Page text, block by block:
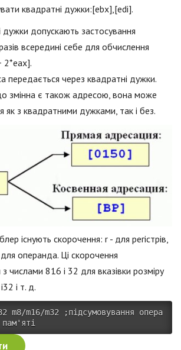
квадратні дужки:[ebx],[edi].
дужки допускають застосування
всередині себе для обчислення
2*eax].
передається через квадратні дужки.
змінна є також адресою, вона може
як з квадратними дужками, так і без.
існують скорочення: r - для регістрів,
операнда. Ці скорочення
числами 816 і 32 для вказівки розміру
і т. д.
m16/m32 ;підсумовування опера
пам'яті